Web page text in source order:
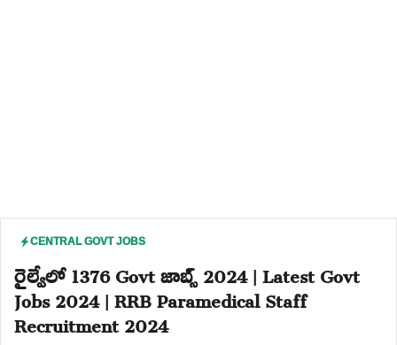
CENTRAL GOVT JOBS
రైల్వేలో 1376 Govt జాబ్స్ 2024 | Latest Govt
Jobs 2024 | RRB Paramedical Staff
Recruitment 2024